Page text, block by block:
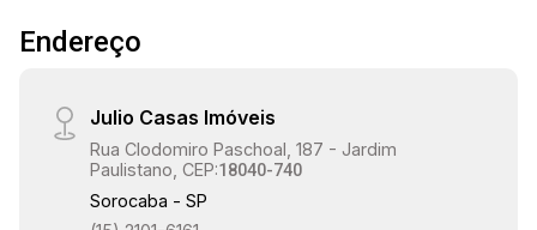
Endereço
Julio Casas Imóveis
Rua Clodomiro Paschoal, 187 - Jardim
Paulistano, CEP:18040-740
Sorocaba - SP